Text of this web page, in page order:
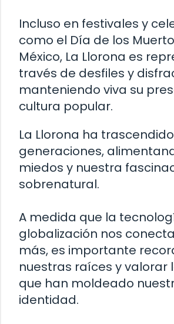
Incluso en festivales y
como el Día de los
México, La Llorona es
través de desfiles y
manteniendo viva su
cultura popular.
La Llorona ha
generaciones,
miedos y nuestra
sobrenatural.
A medida que la
globalización nos
más, es importante
nuestras raíces y valorar
que han moldeado
identidad.